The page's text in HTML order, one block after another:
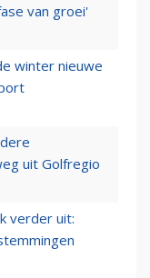
van groei'
winter nieuwe
uit Golfregio
verder uit: